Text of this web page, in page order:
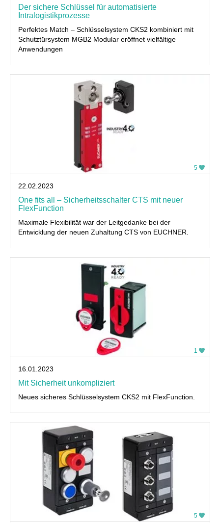
Der sichere Schlüssel für automatisierte
Intralogistikprozesse
Perfektes Match – Schlüsselsystem CKS2 kombiniert mit
Schutztürsystem MGB2 Modular eröffnet vielfältige
Anwendungen
5
22.02.2023
One fits all – Sicherheitsschalter CTS mit neuer
FlexFunction
Maximale Flexibilität war der Leitgedanke bei der
Entwicklung der neuen Zuhaltung CTS von EUCHNER.
1
16.01.2023
Mit Sicherheit unkompliziert
Neues sicheres Schlüsselsystem CKS2 mit FlexFunction.
5